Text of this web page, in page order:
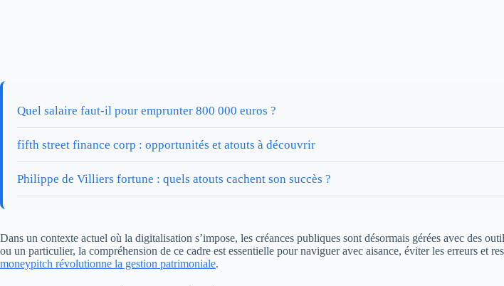
Quel salaire faut-il pour emprunter 800 000 euros ?
fifth street finance corp : opportunités et atouts à découvrir
Philippe de Villiers fortune : quels atouts cachent son succès ?
Dans un contexte actuel où la digitalisation s’impose, les créances publiques sont désormais gérées avec des
ou un particulier, la compréhension de ce cadre est essentielle pour naviguer avec aisance, éviter les erreurs
moneypitch révolutionne la gestion patrimoniale.